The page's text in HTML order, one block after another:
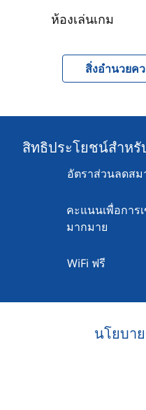
ห้องเล่นเกม
สิ่งอํานวยค
สิทธิประโยชน์สำห
อัตราส่วนลดส
คะแนนเพื่อการ
มากมาย
WiFi ฟรี
นโยบา